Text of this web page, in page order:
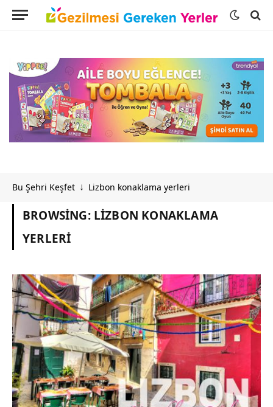
Bu Şehri Keşfet ↓ Lizbon konaklama yerleri
BROWSING: LIZBON KONAKLAMA
YERLERI